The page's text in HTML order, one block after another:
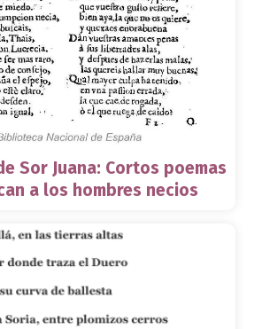
Sor Juana: Cortos poemas
a los hombres necios